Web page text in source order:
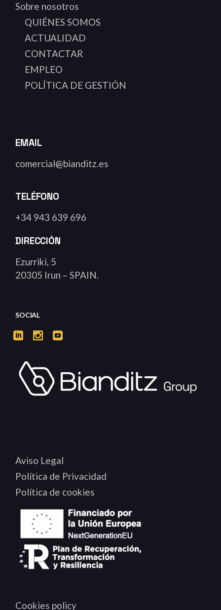
Sobre nosotros
QUIÉNES SOMOS
ACTUALIDAD
CONTACTAR
EMPLEO
POLÍTICA DE GESTIÓN
EMAIL
comercial@bianditz.es
TELÉFONO
+34 943 639 696
DIRECCIÓN
Ezurriki, 5
20305 Irun – SPAIN.
SOCIAL
Aviso Legal
Política de Privacidad
Política de cookies
Cookies policy